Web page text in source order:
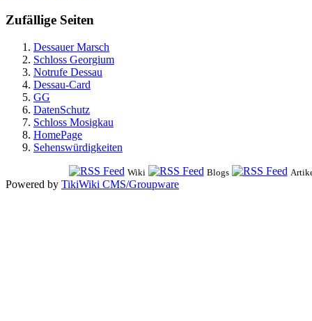
Zufällige Seiten
Dessauer Marsch
Schloss Georgium
Notrufe Dessau
Dessau-Card
GG
DatenSchutz
Schloss Mosigkau
HomePage
Sehenswürdigkeiten
Wiki Blogs
Powered by TikiWiki CMS/Groupware